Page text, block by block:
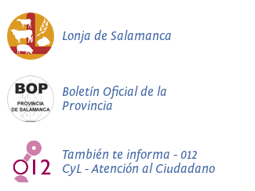
Lonja de Salamanca
Boletín Oficial de la
Provincia
También te informa - 012
CyL - Atención al Ciudadano